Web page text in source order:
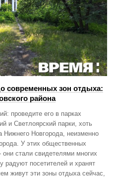
современных зон отдыха:
района
проведите его в парках
и Светлоярский парки, хоть
Нижнего Новгорода, неизменно
У этих общественных
они стали свидетелями многих
радуют посетителей и хранят
живут эти зоны отдыха сейчас,